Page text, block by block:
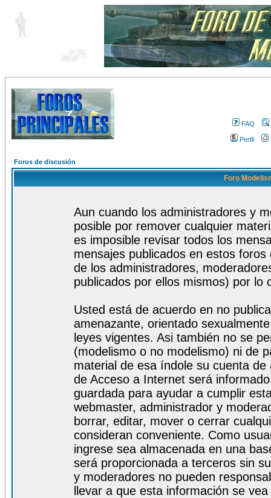
FAQ
Perfil
Foros de discusión
Foro
Aun cuando los administradores y
posible por remover cualquier
es imposible revisar todos los
mensajes publicados en estos
de los administradores,
publicados por ellos mismos) por lo
Usted está de acuerdo en no
amenazante, orientado
leyes vigentes. Asi también no se
(modelismo o no modelismo) ni de
material de esa índole su cuenta
de Acceso a Internet será
guardada para ayudar a cumplir
webmaster, administrador y
borrar, editar, mover o cerrar
consideran conveniente. Como
ingrese sea almacenada en una
será proporcionada a terceros sin
y moderadores no pueden
llevar a que esta información se